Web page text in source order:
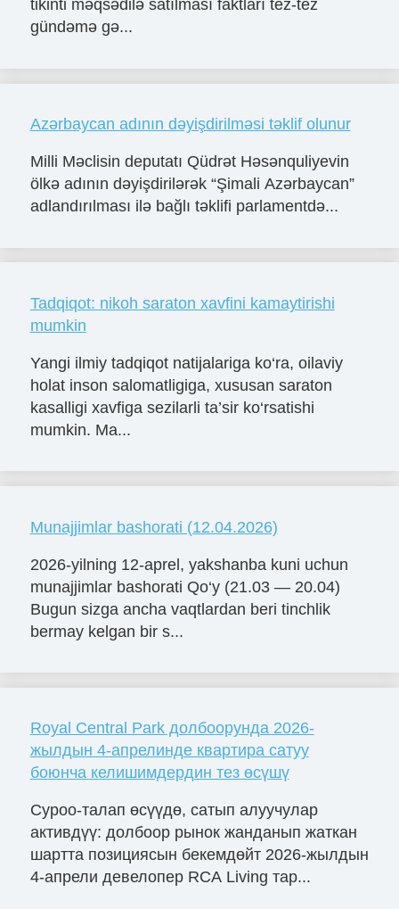
tikinti məqsədilə satılması faktları tez-tez
gündəmə gə...
Azərbaycan adının dəyişdirilməsi təklif olunur
Milli Məclisin deputatı Qüdrət Həsənquliyevin
ölkə adının dəyişdirilərək “Şimali Azərbaycan”
adlandırılması ilə bağlı təklifi parlamentdə...
Tadqiqot: nikoh saraton xavfini kamaytirishi
mumkin
Yangi ilmiy tadqiqot natijalariga ko‘ra, oilaviy
holat inson salomatligiga, xususan saraton
kasalligi xavfiga sezilarli ta’sir ko‘rsatishi
mumkin. Ma...
Munajjimlar bashorati (12.04.2026)
2026-yilning 12-aprel, yakshanba kuni uchun
munajjimlar bashorati Qo‘y (21.03 — 20.04)
Bugun sizga ancha vaqtlardan beri tinchlik
bermay kelgan bir s...
Royal Central Park долбоорунда 2026-
жылдын 4-апрелинде квартира сатуу
боюнча келишимдердин тез өсүшү
Суроо-талап өсүүдө, сатып алуучулар
активдүү: долбоор рынок жанданып жаткан
шартта позициясын бекемдөйт 2026-жылдын
4-апрели девелопер RCA Living тар...